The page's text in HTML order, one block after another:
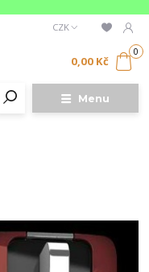
Menu
CZK
0
0,00 Kč